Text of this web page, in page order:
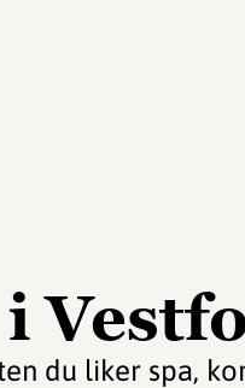
du liker spa,